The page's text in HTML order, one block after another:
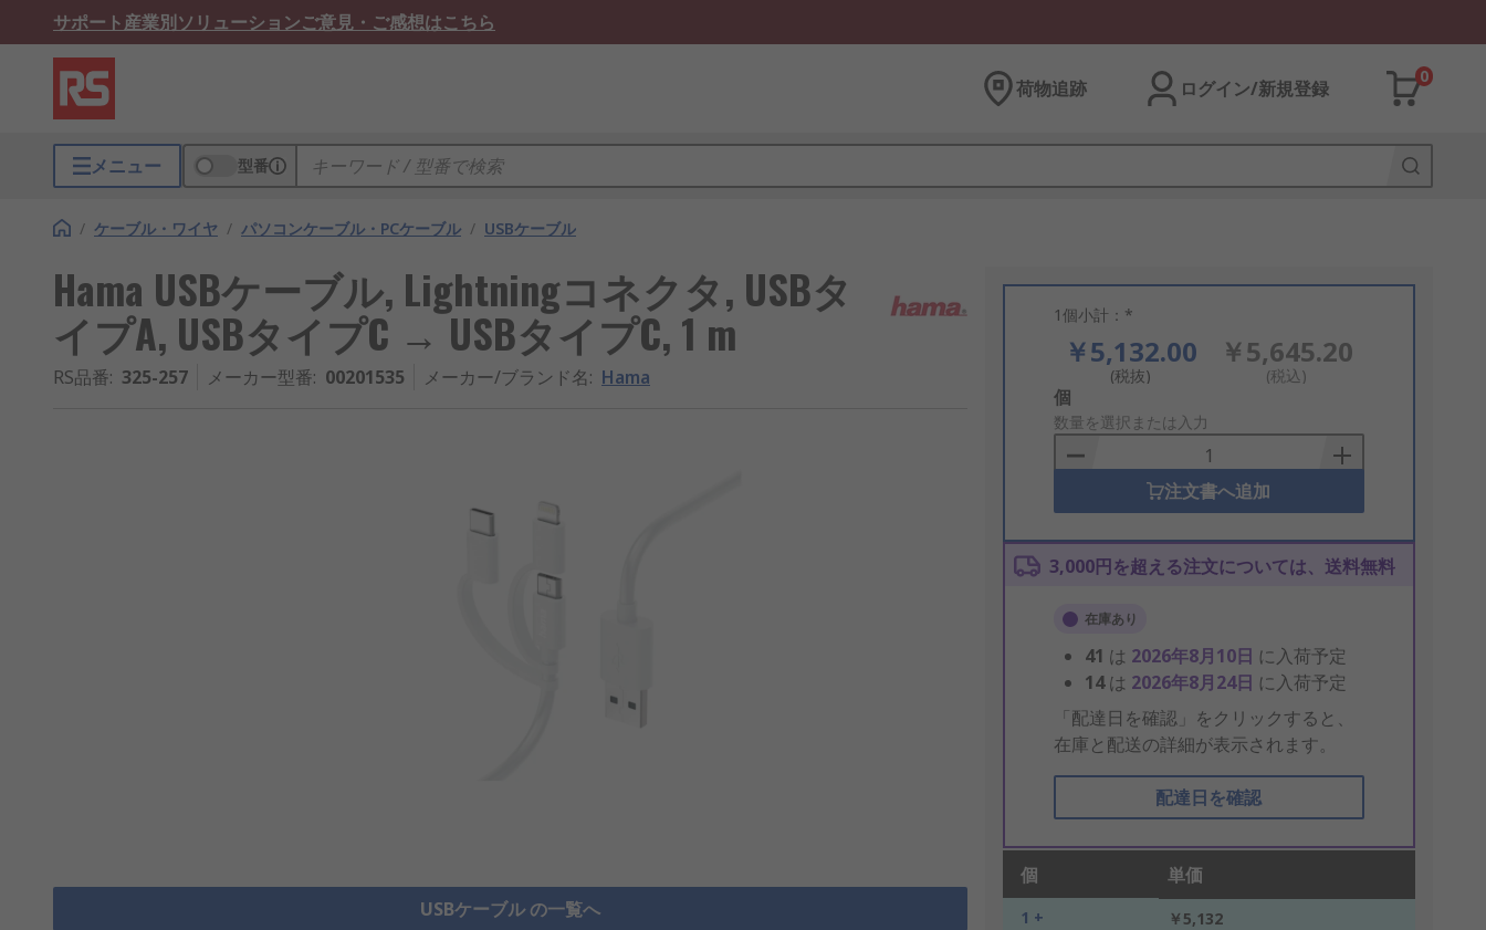
サポート産業別ソリューションご意見・ご感想はこちら
荷物追跡 ログイン/新規登録
0
メニュー 型番
/ ケーブル・ワイヤ / パソコンケーブル・PCケーブル / USBケーブル
Hama USBケーブル, Lightningコネクタ, USBタ
イプA, USBタイプC → USBタイプC, 1 m
RS品番: 325-257 メーカー型番: 00201535 メーカー/ブランド名: Hama
USBケーブル の一覧へ
1個小計：*
￥5,132.00
(税抜)
￥5,645.20
(税込)
Add
to
Basket
個
数量を選択または入力
注文書へ追加
3,000円を超える注文については、送料無料
在庫あり
41 は 2026年8月10日 に入荷予定
14は 2026年8月24日 に入荷予定
「配達日を確認」をクリックすると、
在庫と配送の詳細が表示されます。
配達日を確認
個 単価
1 + ￥5,132